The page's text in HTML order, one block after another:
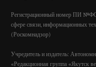
Регистрационный номер ПИ
сфере связи, информационных
(Роскомнадзор)
Учредитель и издатель:
«Редакционная группа «Якутск